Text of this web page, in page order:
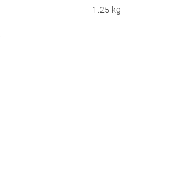
1.25 kg